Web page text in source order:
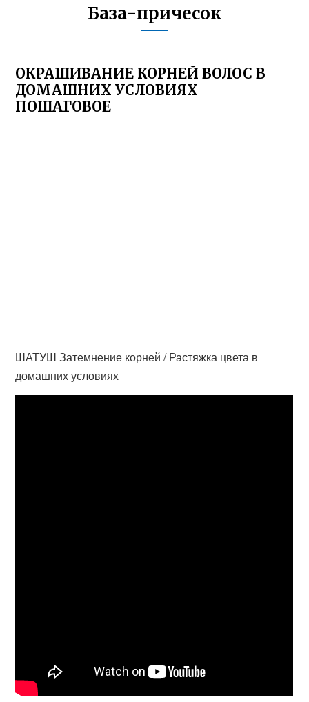
База-причесок
ОКРАШИВАНИЕ КОРНЕЙ ВОЛОС В
ДОМАШНИХ УСЛОВИЯХ
ПОШАГОВОЕ
ШАТУШ Затемнение корней / Растяжка цвета в
домашних условиях